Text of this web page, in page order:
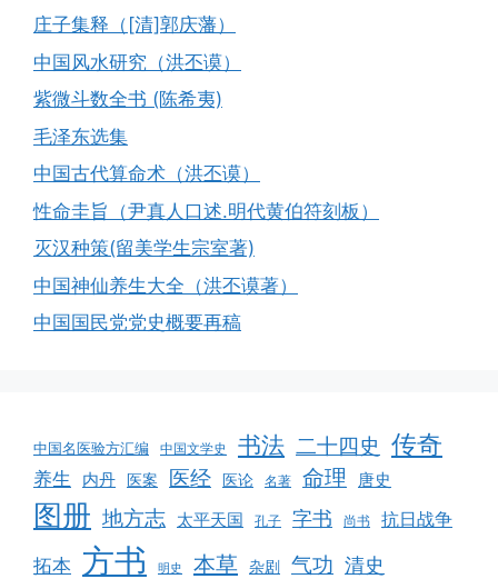
庄子集释（[清]郭庆藩）
中国风水研究（洪丕谟）
紫微斗数全书 (陈希夷)
毛泽东选集
中国古代算命术（洪丕谟）
性命圭旨（尹真人口述.明代黄伯符刻板）
灭汉种策(留美学生宗室著)
中国神仙养生大全（洪丕谟著）
中国国民党党史概要再稿
中国名医验方汇编 中国文学史 书法 二十四史 传奇
养生 内丹 医案 医经 医论 名著 命理 唐史
图册 地方志 太平天国 孔子 字书 尚书 抗日战争
拓本 方书 明史 本草 杂剧 气功 清史